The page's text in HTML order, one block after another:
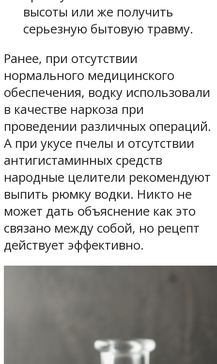
высоты или же получить
серьезную бытовую травму.
Ранее, при отсутствии
нормального медицинского
обеспечения, водку использовали
в качестве наркоза при
проведении различных операций.
А при укусе пчелы и отсутствии
антигистаминных средств
народные целители рекомендуют
выпить рюмку водки. Никто не
может дать объяснение как это
связано между собой, но рецепт
действует эффективно.